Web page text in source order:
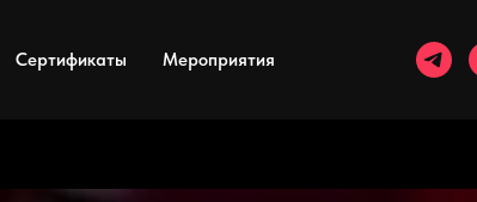
Сертификаты Мероприятия